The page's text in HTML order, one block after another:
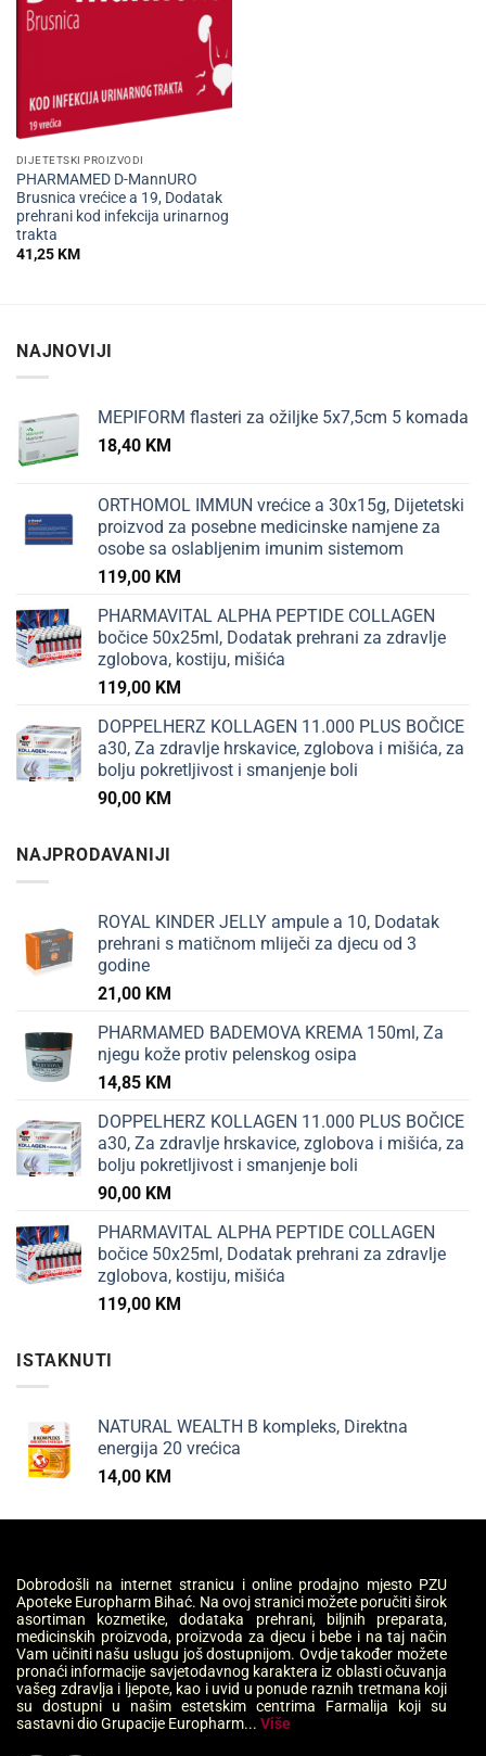
DIJETETSKI PROIZVODI
PHARMAMED D-MannURO
Brusnica vrećice a 19, Dodatak
prehrani kod infekcija urinarnog
trakta
41,25KM
NAJNOVIJI
MEPIFORM flasteri za ožiljke 5x7,5cm 5 komada
18,40 KM
ORTHOMOL IMMUN vrećice a 30x15g, Dijetetski
proizvod za posebne medicinske namjene za
osobe sa oslabljenim imunim sistemom
119,00 KM
PHARMAVITAL ALPHA PEPTIDE COLLAGEN
bočice 50x25ml, Dodatak prehrani za zdravlje
zglobova, kostiju, mišića
119,00 KM
DOPPELHERZ KOLLAGEN 11.000 PLUS BOČICE
a30, Za zdravlje hrskavice, zglobova i mišića, za
bolju pokretljivost i smanjenje boli
90,00 KM
NAJPRODAVANIJI
ROYAL KINDER JELLY ampule a 10, Dodatak
prehrani s matičnom mliječi za djecu od 3
godine
21,00 KM
PHARMAMED BADEMOVA KREMA 150ml, Za
njegu kože protiv pelenskog osipa
14,85 KM
DOPPELHERZ KOLLAGEN 11.000 PLUS BOČICE
a30, Za zdravlje hrskavice, zglobova i mišića, za
bolju pokretljivost i smanjenje boli
90,00 KM
PHARMAVITAL ALPHA PEPTIDE COLLAGEN
bočice 50x25ml, Dodatak prehrani za zdravlje
zglobova, kostiju, mišića
119,00 KM
ISTAKNUTI
NATURAL WEALTH B kompleks, Direktna
energija 20 vrećica
14,00 KM
Dobrodošli na internet stranicu i online prodajno mjesto PZU
Apoteke Europharm Bihać. Na ovoj stranici možete poručiti širok
asortiman kozmetike, dodataka prehrani, biljnih preparata,
medicinskih proizvoda, proizvoda za djecu i bebe i na taj način
Vam učiniti našu uslugu još dostupnijom. Ovdje također možete
pronaći informacije savjetodavnog karaktera iz oblasti očuvanja
vašeg zdravlja i ljepote, kao i uvid u ponude raznih tretmana koji
su dostupni u našim estetskim centrima Farmalija koji su
sastavni dio Grupacije Europharm... Više